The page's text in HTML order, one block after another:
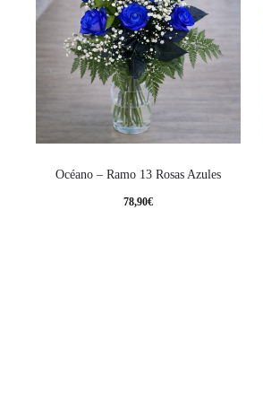
Océano – Ramo 13 Rosas Azules
78,90€